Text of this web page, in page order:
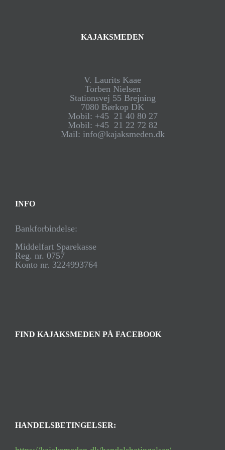
KAJAKSMEDEN
V. Laurits Kaae
Torben Nielsen
Stationsvej 55 Brejning
7080 Børkop DK
Mobil: +45 21 40 80 27
Mobil: +45 21 22 72 82
Mail: info@kajaksmeden.dk
INFO
Bankforbindelse:
Middelfart Sparekasse
Reg. nr. 0757
Konto nr. 3224993764
FIND KAJAKSMEDEN PÅ FACEBOOK
HANDELSBETINGELSER: